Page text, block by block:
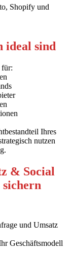
ideal sind
für:
Ihres
nutzen
& Social
sichern
und Umsatz
Geschäftsmodell